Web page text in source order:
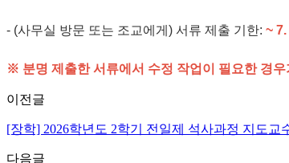
- (사무실 방문 또는 조교에게) 서류 제출 기한: ~
※ 분명 제출한 서류에서 수정 작업이 필요한 경
이전글
[장학] 2026학년도 2학기 전일제 석사과정 지도교
다음글